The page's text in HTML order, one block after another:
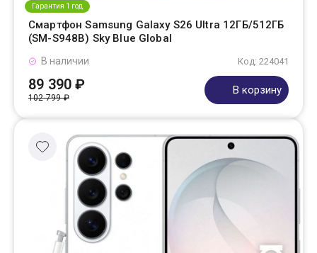
Гарантия 1 год
Смартфон Samsung Galaxy S26 Ultra 12ГБ/512ГБ
(SM-S948B) Sky Blue Global
Код: 224041
В наличии
89 390 ₽
102 799 ₽
В корзину